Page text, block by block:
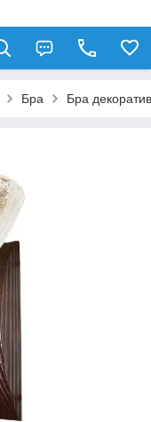
Бра Бра